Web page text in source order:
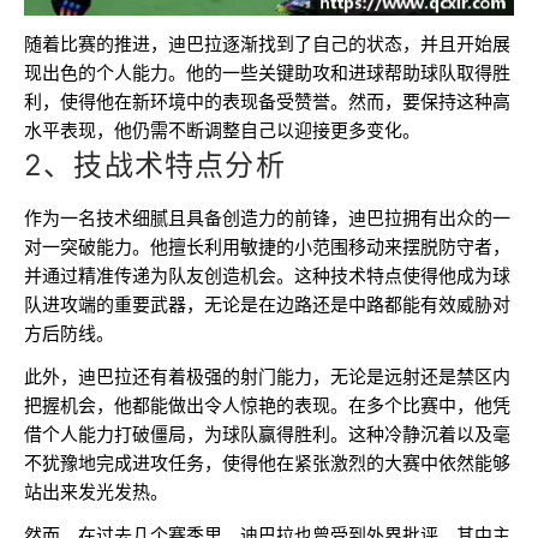
随着比赛的推进，迪巴拉逐渐找到了自己的状态，并且开始展
现出色的个人能力。他的一些关键助攻和进球帮助球队取得胜
利，使得他在新环境中的表现备受赞誉。然而，要保持这种高
水平表现，他仍需不断调整自己以迎接更多变化。
2、技战术特点分析
作为一名技术细腻且具备创造力的前锋，迪巴拉拥有出众的一
对一突破能力。他擅长利用敏捷的小范围移动来摆脱防守者，
并通过精准传递为队友创造机会。这种技术特点使得他成为球
队进攻端的重要武器，无论是在边路还是中路都能有效威胁对
方后防线。
此外，迪巴拉还有着极强的射门能力，无论是远射还是禁区内
把握机会，他都能做出令人惊艳的表现。在多个比赛中，他凭
借个人能力打破僵局，为球队赢得胜利。这种冷静沉着以及毫
不犹豫地完成进攻任务，使得他在紧张激烈的大赛中依然能够
站出来发光发热。